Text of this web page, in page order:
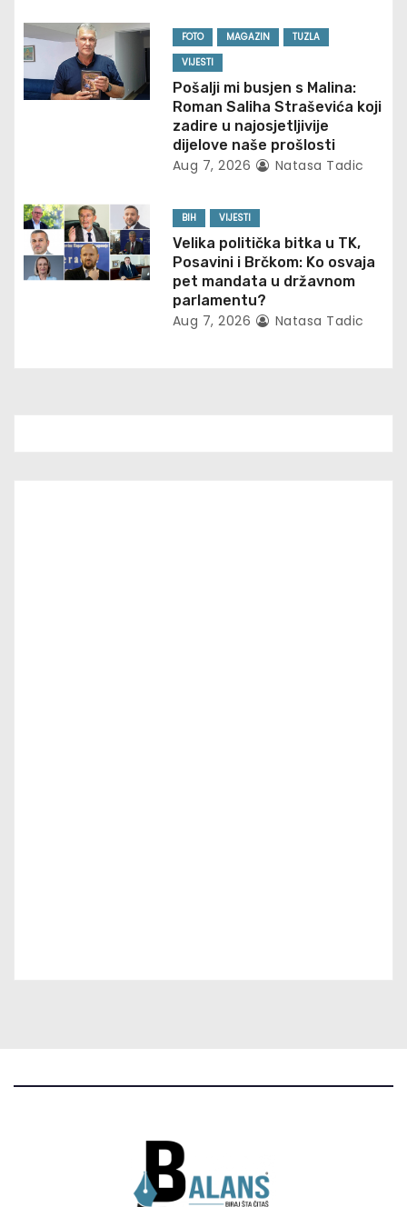
t
i
FOTO MAGAZIN
TUZLA
VIJESTI
Pošalji mi busjen s Malina:
Roman Saliha Straševića koji
zadire u najosjetljivije
dijelove naše prošlosti
Aug 7, 2026 Natasa Tadic
BIH VIJESTI
Velika politička bitka u TK,
Posavini i Brčkom: Ko osvaja
pet mandata u državnom
parlamentu?
Aug 7, 2026 Natasa Tadic